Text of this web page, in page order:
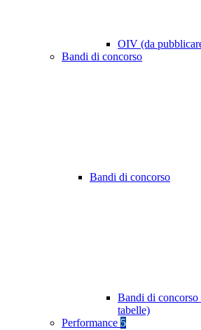
OIV (da
Bandi di concorso
Bandi di concorso
Bandi di
tabelle)
Performance 5